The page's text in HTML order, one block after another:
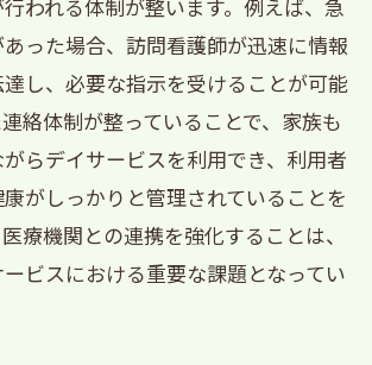
て選べる施設の見極め方
ビスと訪問看護の連携事例
護の活用で実現する家庭的ケア
護の導入で得られる利点
と家族の負担軽減策
イサービス訪問看護と一緒に作る
し
われる体制が整います。例えば、急
った場合、訪問看護師が迅速に情報
し、必要な指示を受けることが可能
絡体制が整っていることで、家族も
らデイサービスを利用でき、利用者
がしっかりと管理されていることを
療機関との連携を強化することは、
ビスにおける重要な課題となってい